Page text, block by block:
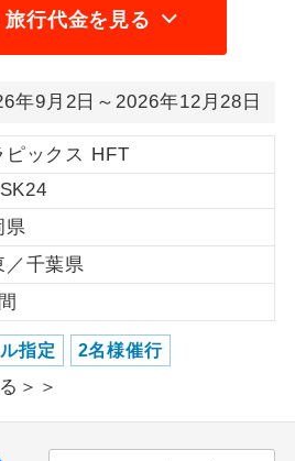
行代金を見る
年9月2日～2026年12月28日
ピックス HFT
県
／千葉県
指定 2名様催行
＞＞
す。
とても便利です。
介するホテルを指定したコースで
。
ひとり様でバス席を2席利⽤できま